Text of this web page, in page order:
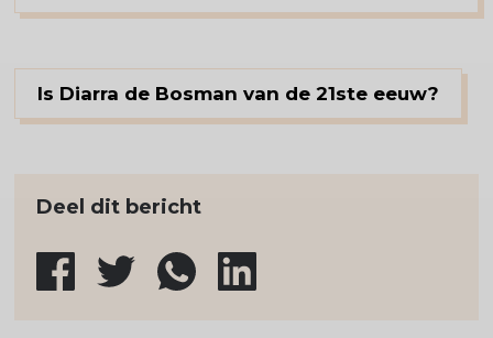
Is Diarra de Bosman van de 21ste eeuw?
Deel dit bericht